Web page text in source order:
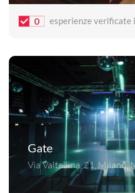
0 esperienze verificate
Gate
Via Valtellina, 21, Milano,